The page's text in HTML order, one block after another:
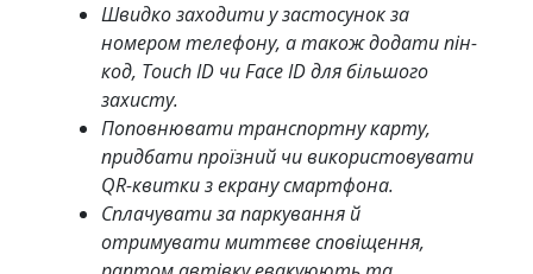
Швидко заходити у застосунок за
номером телефону, а також додати пін-
код, Touch ID чи Face ID для більшого
захисту.
Поповнювати транспортну карту,
придбати проїзний чи використовувати
QR-квитки з екрану смартфона.
Сплачувати за паркування й
отримувати миттєве сповіщення,